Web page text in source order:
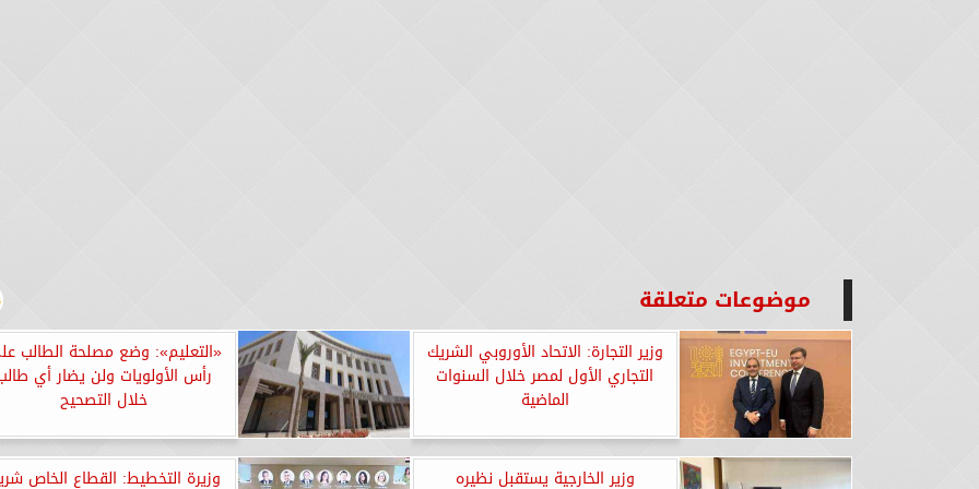
موضوعات متعلقة
وزير التجارة: الاتحاد الأوروبي الشريك
التجاري الأول لمصر خلال السنوات
الماضية
«التعليم»: وضع مصلحة الطالب
رأس الأولويات ولن يضار أي
خلال التصحيح
وزير الخارجية يستقبل نظيره وزيرة التخطيط: القطاع الخاص